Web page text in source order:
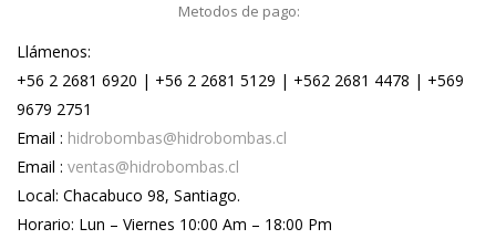
Metodos de pago:
Llámenos:
+56 2 2681 6920 | +56 2 2681 5129 | +562 2681 4478 | +569
9679 2751
Email : hidrobombas@hidrobombas.cl
Email : ventas@hidrobombas.cl
Local: Chacabuco 98, Santiago.
Horario: Lun – Viernes 10:00 Am – 18:00 Pm